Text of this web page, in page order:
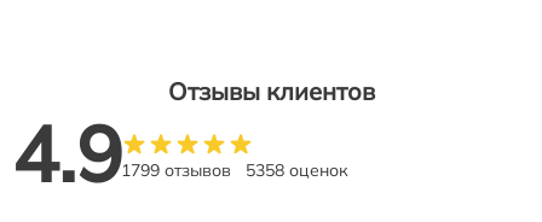
Отзывы клиентов
4.91799 отзывов 5358 оценок